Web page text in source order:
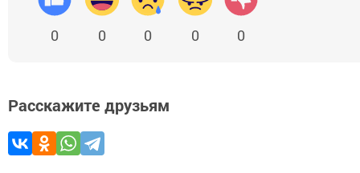
0 0 0 0 0
Расскажите друзьям